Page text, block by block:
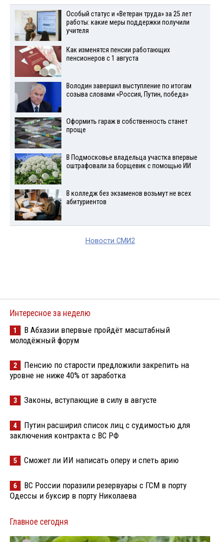
Особый статус и «Ветеран труда» за 25 лет
работы: какие меры поддержки получили
учителя
Как изменятся пенсии работающих
пенсионеров с 1 августа
Володин завершил выступление по итогам
созыва словами «Россия, Путин, победа»
Оформить гараж в собственность станет
проще
В Подмосковье владельца участка впервые
оштрафовали за борщевик с помощью ИИ
В колледж без экзаменов возьмут не всех
абитуриентов
Новости СМИ2
Интересное за неделю
1
В Абхазии впервые пройдёт масштабный
молодёжный форум
2
Пенсию по старости предложили закрепить на
уровне не ниже 40% от заработка
3 Законы, вступающие в силу в августе
4
Путин расширил список лиц с судимостью для
заключения контракта с ВС РФ
5 Сможет ли ИИ написать оперу и спеть арию
6
ВС России поразили резервуары с ГСМ в порту
Одессы и буксир в порту Николаева
Главное сегодня